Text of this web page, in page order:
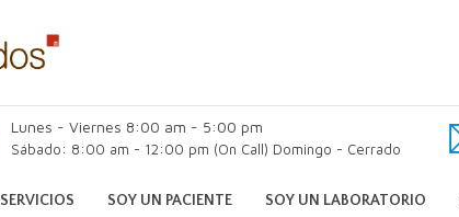
Lunes - Viernes 8:00 am - 5:00 pm
Sábado: 8:00 am - 12:00 pm (On Call) Domingo - Cerrado
SERVICIOS SOY UN PACIENTE SOY UN LABORATORIO